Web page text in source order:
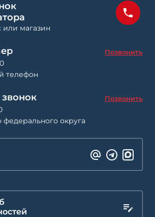
или магазин
Позвонить
телефон
Позвонить
округа